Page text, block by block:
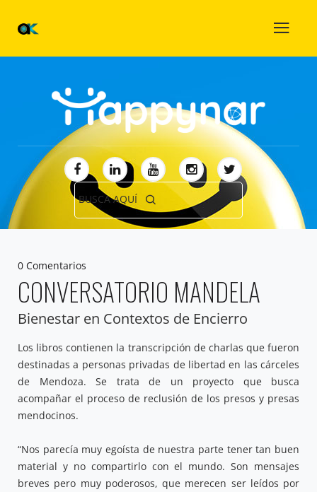
BUSCA AQUÍ
0 Comentarios
CONVERSATORIO MANDELA
Bienestar en Contextos de Encierro
Los libros contienen la transcripción de charlas que fueron
destinadas a personas privadas de libertad en las cárceles
de Mendoza. Se trata de un proyecto que busca
acompañar el proceso de reclusión de los presos y presas
mendocinos.
“Nos parecía muy egoísta de nuestra parte tener tan buen
material y no compartirlo con el mundo. Son mensajes
breves pero muy poderosos, que merecen ser leídos por